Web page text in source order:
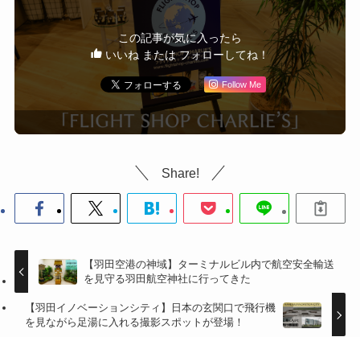
この記事が気に入ったら
いいね または フォローしてね！
Follow Me
Share!
【羽田空港の神域】ターミナルビル内で航空安全輸送
を見守る羽田航空神社に行ってきた
【羽田イノベーションシティ】日本の玄関口で飛行機
を見ながら足湯に入れる撮影スポットが登場！